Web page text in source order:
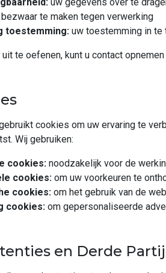
bezwaar te maken tegen verwerking
toestemming: uw toestemming in te
te oefenen, kunt u contact
cookies om uw ervaring te
Wij gebruiken:
cookies: noodzakelijk voor de
cookies: om uw voorkeuren te
cookies: om het gebruik van de
cookies: om gepersonaliseerde
en Derde